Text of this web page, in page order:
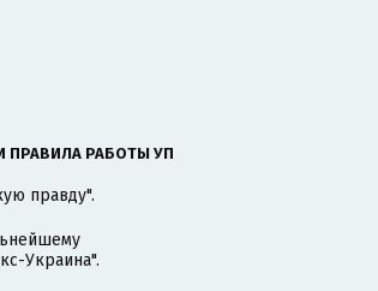
ПРАВИЛА РАБОТЫ УП
правду".
Украина".